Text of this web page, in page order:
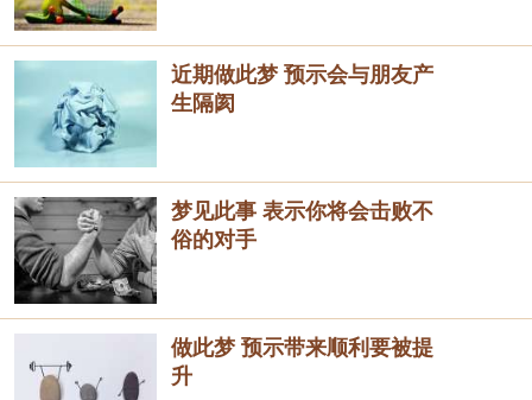
近期做此梦 预示会与朋友产
生隔阂
梦见此事 表示你将会击败不
俗的对手
做此梦 预示带来顺利要被提
升